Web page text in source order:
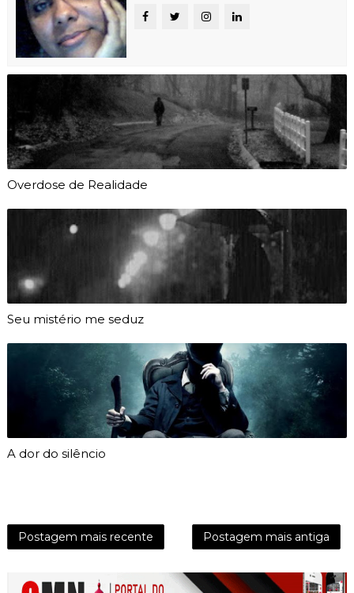
Overdose de Realidade
Seu mistério me seduz
A dor do silêncio
Postagem mais recente Postagem mais antiga